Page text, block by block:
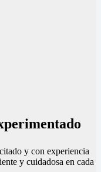
y con experiencia
y cuidadosa en cada